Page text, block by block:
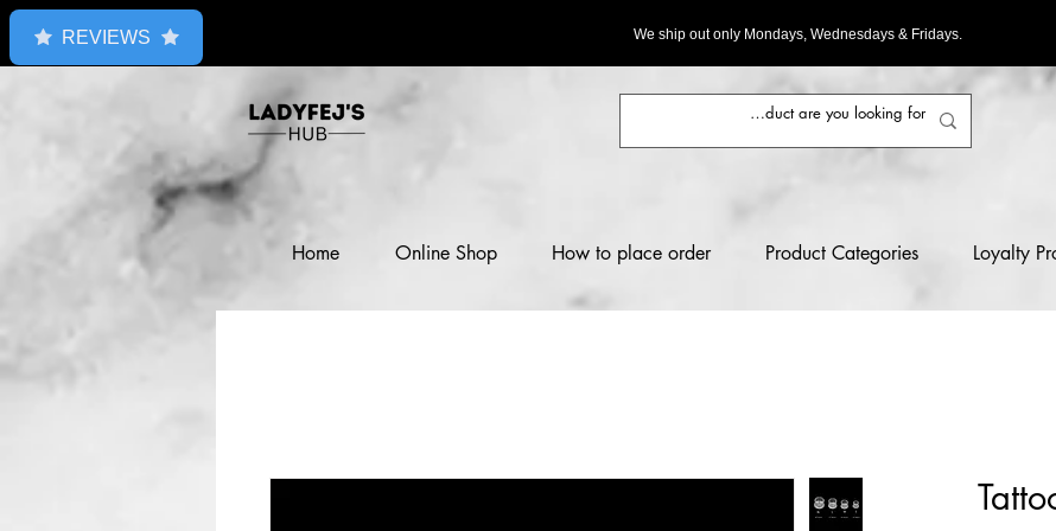
We ship out only Mondays, Wednesdays & Fridays.
Home Online Shop How to place order Product Categories Loyalty
REVIEWS